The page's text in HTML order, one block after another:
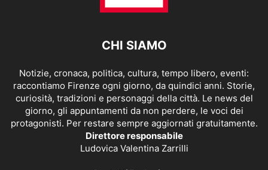
CHI SIAMO
Notizie, cronaca, politica, cultura, tempo libero, eventi:
raccontiamo Firenze ogni giorno, da quindici anni. Storie,
curiosità, tradizioni e personaggi della città. Le news del
giorno, gli appuntamenti da non perdere, le voci dei
protagonisti. Per restare sempre aggiornati gratuitamente.
Direttore responsabile
Ludovica Valentina Zarrilli